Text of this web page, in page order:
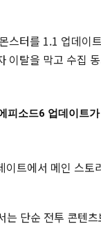
스터를 1.1 업데이
이탈을 막고 수집
피소드6 업데이트
이트에서 메인 스토
는 단순 전투 콘텐